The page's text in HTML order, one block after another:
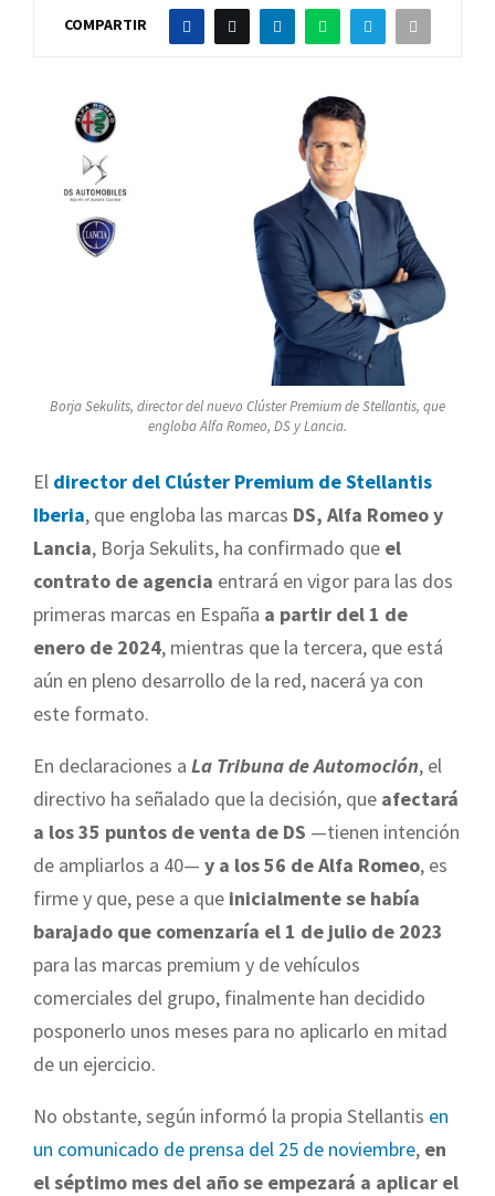
COMPARTIR
Borja Sekulits, director del nuevo Clúster Premium de Stellantis, que
engloba Alfa Romeo, DS y Lancia.
El director del Clúster Premium de Stellantis
Iberia, que engloba las marcas DS, Alfa Romeo y
Lancia, Borja Sekulits, ha confirmado que el
contrato de agencia entrará en vigor para las dos
primeras marcas en España a partir del 1 de
enero de 2024, mientras que la tercera, que está
aún en pleno desarrollo de la red, nacerá ya con
este formato.
En declaraciones a La Tribuna de Automoción, el
directivo ha señalado que la decisión, que afectará
a los 35 puntos de venta de DS —tienen intención
de ampliarlos a 40— y a los 56 de Alfa Romeo, es
firme y que, pese a que inicialmente se había
barajado que comenzaría el 1 de julio de 2023
para las marcas premium y de vehículos
comerciales del grupo, finalmente han decidido
posponerlo unos meses para no aplicarlo en mitad
de un ejercicio.
No obstante, según informó la propia Stellantis en
un comunicado de prensa del 25 de noviembre, en
el séptimo mes del año se empezará a aplicar el